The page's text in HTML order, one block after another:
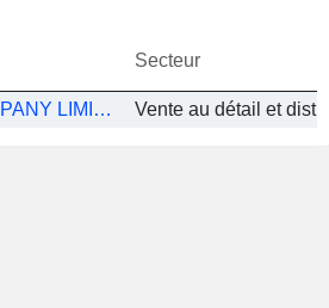
Secteur
EMPIRE COMPANY LIMITED